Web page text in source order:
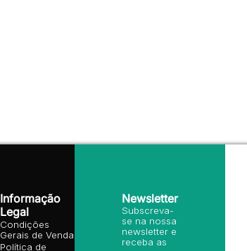
Informação
Legal
Condições
Gerais de Venda
Política de
Newsletter
Subscreva-
se na nossa
newsletter e
receba as